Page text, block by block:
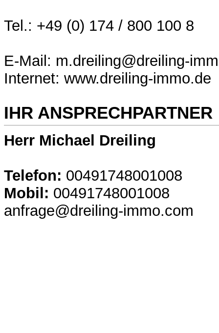
Tel.: +49 (0) 174 / 800 100 8
E-Mail: m.dreiling@dreiling-
Internet: www.dreiling-immo.de
IHR ANSPRECHPARTNER
Herr Michael Dreiling
Telefon: 00491748001008
Mobil: 00491748001008
anfrage@dreiling-immo.com